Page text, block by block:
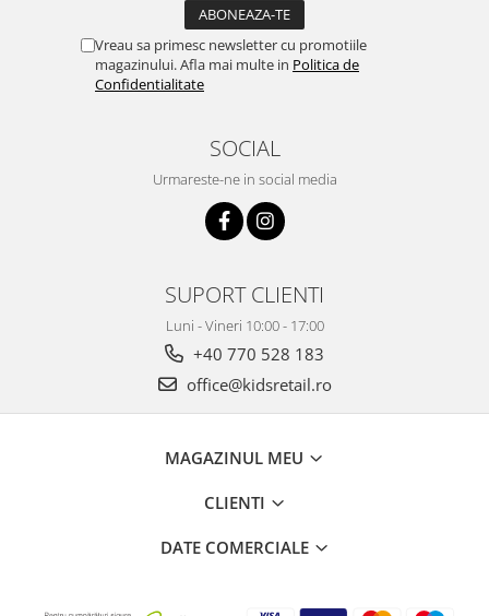
Vreau sa primesc newsletter cu promotiile
magazinului. Afla mai multe in Politica de
Confidentialitate
SOCIAL
Urmareste-ne in social media
SUPORT CLIENTI
Luni - Vineri 10:00 - 17:00
+40 770 528 183
office@kidsretail.ro
MAGAZINUL MEU
CLIENTI
DATE COMERCIALE